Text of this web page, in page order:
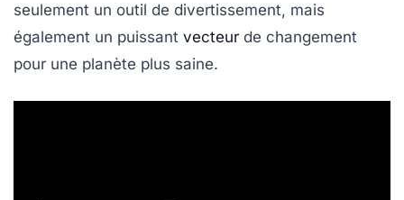
seulement un outil de divertissement, mais
également un puissant vecteur de changement
pour une planète plus saine.